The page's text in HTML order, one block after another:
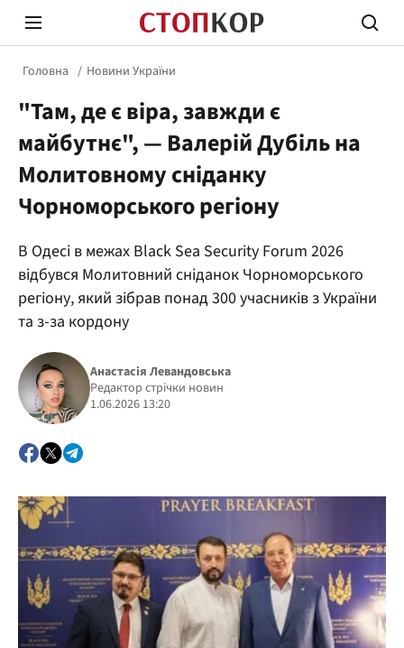
Стоп Політичній Корупції
Політика
Головна Новини України
"Там, де є віра, завжди є
майбутнє", — Валерій Дубіль на
Молитовному сніданку
Чорноморського регіону
В Одесі в межах Black Sea Security Forum 2026
відбувся Молитовний сніданок Чорноморського
регіону, який зібрав понад 300 учасників з України
та з-за кордону
Анастасія Левандовська
Редактор стрічки новин
1.06.2026 13:20